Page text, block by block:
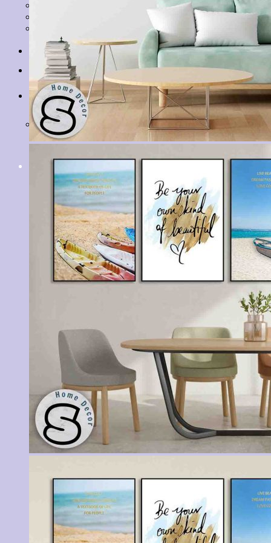
Tranh Cá Chép
Tranh Đồng Quê
Tranh Con Hổ
Tin tức
Liên hệ
Giỏ hàng
Chưa có sản phẩm trong giỏ hàng.
Tìm